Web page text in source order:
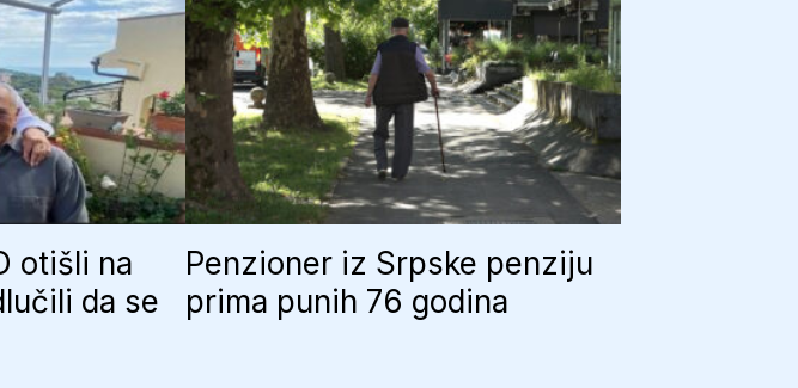
otišli na
da se
Penzioner iz Srpske penziju
prima punih 76 godina